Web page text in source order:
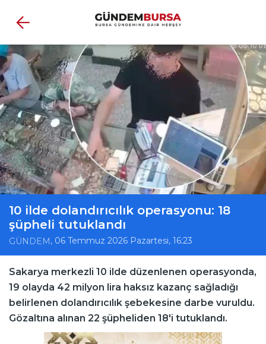
10 ilde dolandırıcılık operasyonu: 18
şüpheli tutuklandı
GÜNDEM , 06 Temmuz 2026 Pazartesi, 16:23
Sakarya merkezli 10 ilde düzenlenen operasyonda,
19 olayda 42 milyon lira haksız kazanç sağladığı
belirlenen dolandırıcılık şebekesine darbe vuruldu.
Gözaltına alınan 22 şüpheliden 18'i tutuklandı.